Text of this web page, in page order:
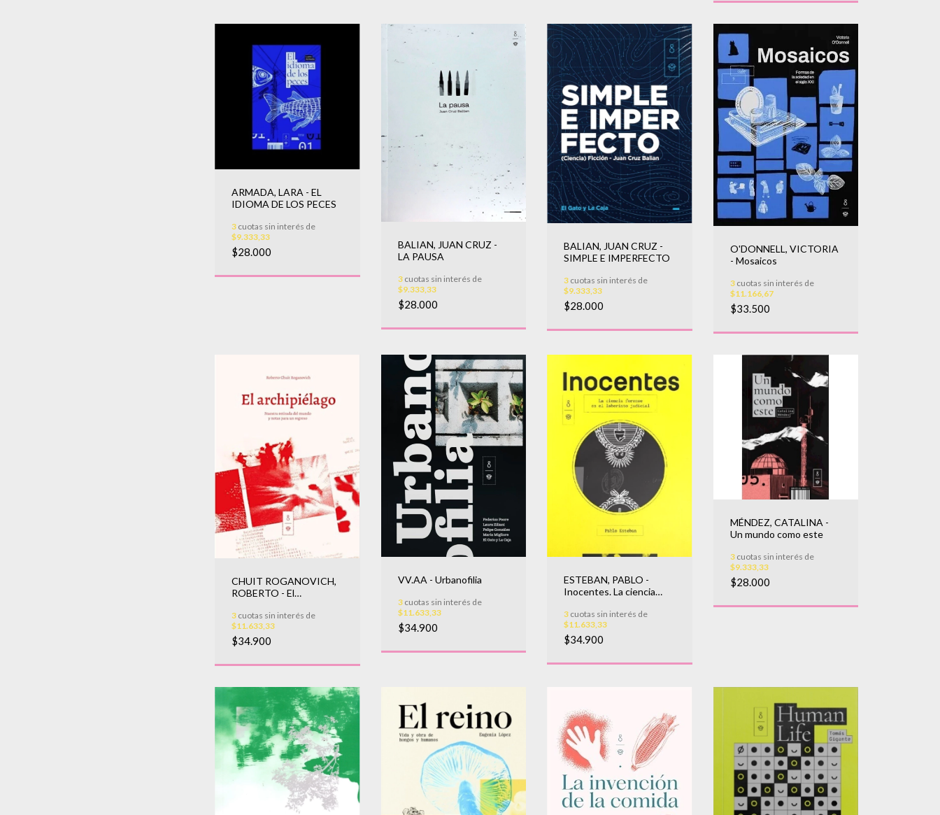
ARMADA, LARA - EL
IDIOMA DE LOS PECES
3 cuotas sin interés de
$9.333,33
$28.000
BALIAN, JUAN CRUZ -
LA PAUSA
3cuotas sin interés de
$9.333,33
$28.000
BALIAN, JUAN CRUZ -
SIMPLE E IMPERFECTO
3 cuotas sin interés de
$9.333,33
$28.000
O'DONNELL, VICTORIA
- Mosaicos
3cuotas sin interés de
$11.166,67
$33.500
CHUIT ROGANOVICH,
ROBERTO - El
3 cuotas sin interés de
$11.633,33
$34.900
VV.AA - Urbanofilia
3cuotas sin interés de
$11.633,33
$34.900
ESTEBAN, PABLO -
Inocentes. La ciencia
judicial
3 cuotas sin interés de
$11.633,33
$34.900
MÉNDEZ, CATALINA -
Un mundo como este
3cuotas sin interés de
$9.333,33
$28.000